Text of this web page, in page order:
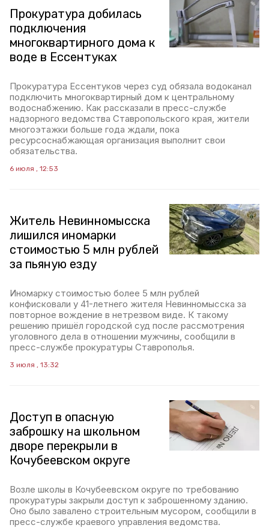
Прокуратура добилась
подключения
многоквартирного дома к
воде в Ессентуках
Прокуратура Ессентуков через суд обязала водоканал
подключить многоквартирный дом к центральному
водоснабжению. Как рассказали в пресс-службе
надзорного ведомства Ставропольского края, жители
многоэтажки больше года ждали, пока
ресурсоснабжающая организация выполнит свои
обязательства.
6 июля , 12:53
Житель Невинномысска
лишился иномарки
стоимостью 5 млн рублей
за пьяную езду
Иномарку стоимостью более 5 млн рублей
конфисковали у 41-летнего жителя Невинномысска за
повторное вождение в нетрезвом виде. К такому
решению пришёл городской суд после рассмотрения
уголовного дела в отношении мужчины, сообщили в
пресс-службе прокуратуры Ставрополья.
3 июля , 13:32
Доступ в опасную
заброшку на школьном
дворе перекрыли в
Кочубеевском округе
Возле школы в Кочубеевском округе по требованию
прокуратуры закрыли доступ к заброшенному зданию.
Оно было завалено строительным мусором, сообщили в
пресс-службе краевого управления ведомства.